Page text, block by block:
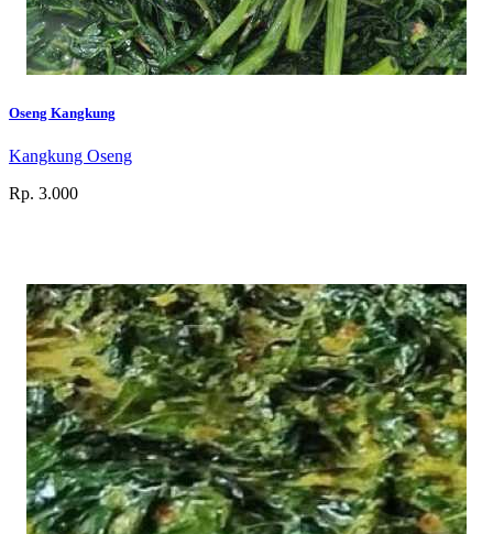
Oseng Kangkung
Kangkung Oseng
Rp. 3.000